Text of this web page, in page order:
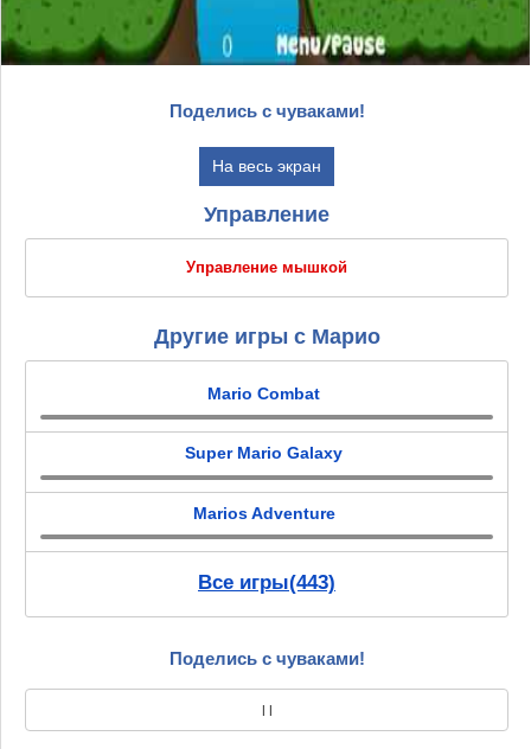
Поделись с чуваками!
На весь экран
Управление
Управление мышкой
Другие игры с Марио
Mario Combat
Super Mario Galaxy
Marios Adventure
Все игры(443)
Поделись с чуваками!
| |